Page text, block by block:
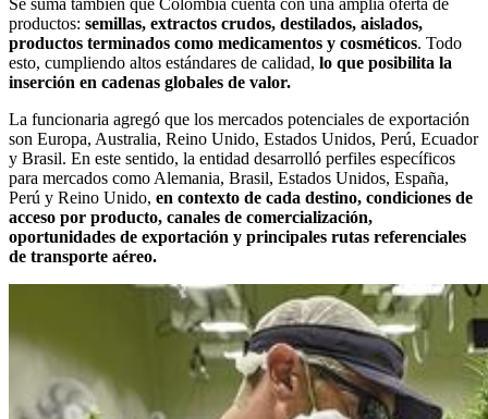
Se suma también que Colombia cuenta con una amplia oferta de
productos: semillas, extractos crudos, destilados, aislados,
productos terminados como medicamentos y cosméticos. Todo
esto, cumpliendo altos estándares de calidad, lo que posibilita la
inserción en cadenas globales de valor.
La funcionaria agregó que los mercados potenciales de exportación
son Europa, Australia, Reino Unido, Estados Unidos, Perú, Ecuador
y Brasil. En este sentido, la entidad desarrolló perfiles específicos
para mercados como Alemania, Brasil, Estados Unidos, España,
Perú y Reino Unido, en contexto de cada destino, condiciones de
acceso por producto, canales de comercialización,
oportunidades de exportación y principales rutas referenciales
de transporte aéreo.